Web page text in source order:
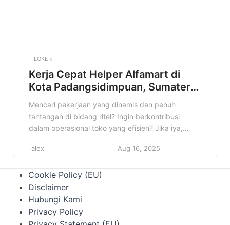
LOKER
Kerja Cepat Helper Alfamart di
Kota Padangsidimpuan, Sumatera
Utara Terbaru Tahun 2025
Mencari pekerjaan yang dinamis dan penuh
tantangan di bidang ritel? Ingin berkontribusi
dalam operasional toko yang efisien? Jika iya,
Padangsidimpuan, Sumatera Utara ini sangat
detail lengkap mengenai posisi Helper di Alfamart,
mulai dari kualifikasi, deskripsi pekerjaan, hingga
cara melamar. Jangan lewatkan kesempatan […]
alex Aug 16, 2025
Cookie Policy (EU)
Disclaimer
Hubungi Kami
Privacy Policy